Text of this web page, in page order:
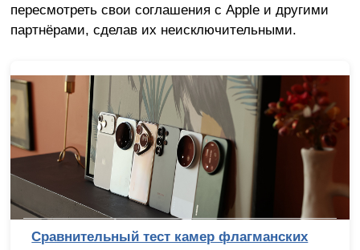
пересмотреть свои соглашения с Apple и другими
партнёрами, сделав их неисключительными.
Сравнительный тест камер флагманских